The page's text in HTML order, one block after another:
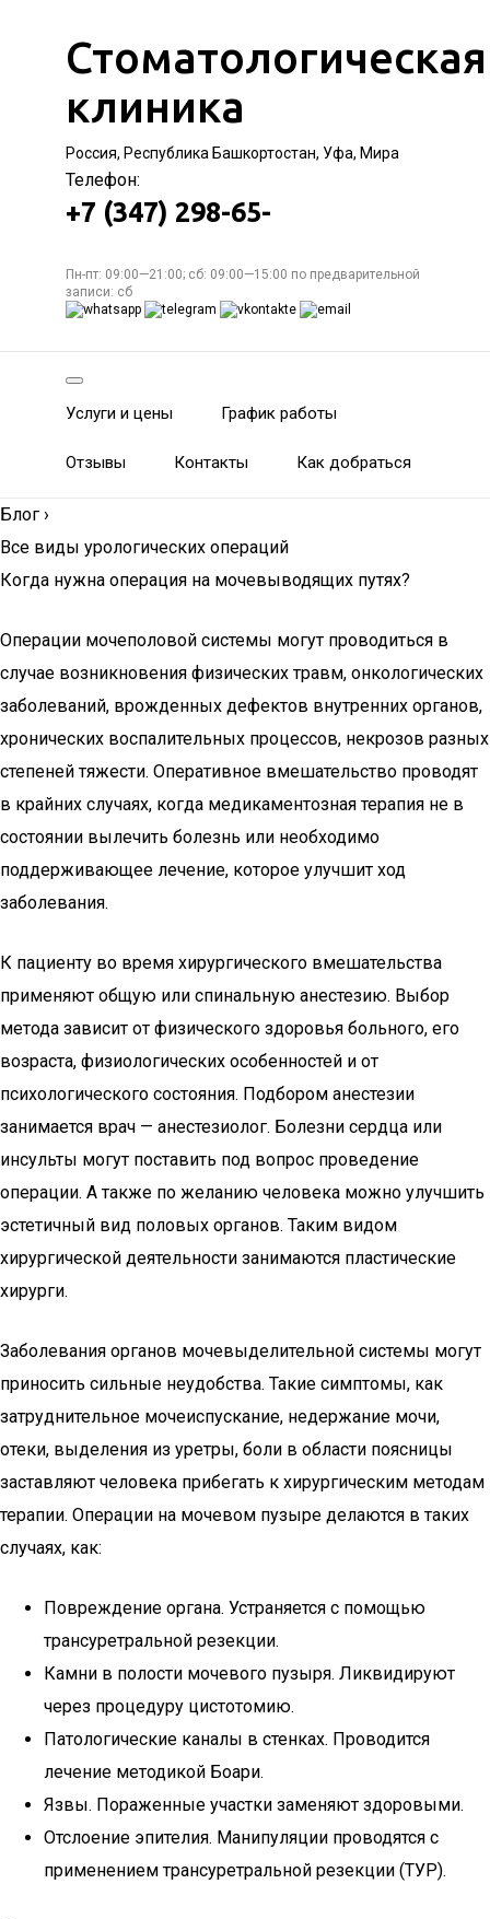
Стоматологическая
клиника
Россия, Республика Башкортостан, Уфа, Мира
Телефон:
+7 (347) 298-65-
Пн-пт: 09:00—21:00; сб: 09:00—15:00 по предварительной
записи: сб
Услуги и цены График работы
Отзывы Контакты Как добраться
Блог ›
Все виды урологических операций
Когда нужна операция на мочевыводящих путях?
Операции мочеполовой системы могут проводиться в
случае возникновения физических травм, онкологических
заболеваний, врожденных дефектов внутренних органов,
хронических воспалительных процессов, некрозов разных
степеней тяжести. Оперативное вмешательство проводят
в крайних случаях, когда медикаментозная терапия не в
состоянии вылечить болезнь или необходимо
поддерживающее лечение, которое улучшит ход
заболевания.
К пациенту во время хирургического вмешательства
применяют общую или спинальную анестезию. Выбор
метода зависит от физического здоровья больного, его
возраста, физиологических особенностей и от
психологического состояния. Подбором анестезии
занимается врач — анестезиолог. Болезни сердца или
инсульты могут поставить под вопрос проведение
операции. А также по желанию человека можно улучшить
эстетичный вид половых органов. Таким видом
хирургической деятельности занимаются пластические
хирурги.
Заболевания органов мочевыделительной системы могут
приносить сильные неудобства. Такие симптомы, как
затруднительное мочеиспускание, недержание мочи,
отеки, выделения из уретры, боли в области поясницы
заставляют человека прибегать к хирургическим методам
терапии. Операции на мочевом пузыре делаются в таких
случаях, как:
Повреждение органа. Устраняется с помощью
трансуретральной резекции.
Камни в полости мочевого пузыря. Ликвидируют
через процедуру цистотомию.
Патологические каналы в стенках. Проводится
лечение методикой Боари.
Язвы. Пораженные участки заменяют здоровыми.
Отслоение эпителия. Манипуляции проводятся с
применением трансуретральной резекции (ТУР).